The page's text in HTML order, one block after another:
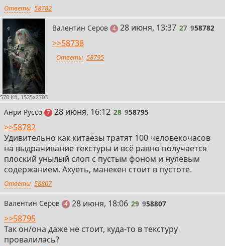
Ответы 58782
570 Кб, 1525x2703
Валентин Серов 4поста
27
28 июня, 13:37 27 958782
>>58738
Ответы 58795
Анри Руссо 7постов
28
28 июня, 16:12 28 958795
>>58782
Удивительно как китаёзы тратят 100 человекочасов
на выдрачивание текстуры и всё равно получается
плоский унылый слоп с пустым фоном и нулевым
содержанием. Ахуеть, манекен стоит в пустоте.
Ответы 58807
Валентин Серов 4поста
29
28 июня, 18:06 29 958807
>>58795
Так он/она даже не стоит, куда-то в текстуру
провалилась?